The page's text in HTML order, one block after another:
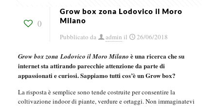
0
Grow box zona Lodovico il Moro
Milano
Pubblicato da
admin il 26/06/2018
Grow box zona Lodovico il Moro Milano è una ricerca che su
internet sta attirando parecchie attenzione da parte di
appassionati e curiosi. Sappiamo tutti cos’è un Grow box?
La risposta è semplice sono tende costruite per consentire la
coltivazione indoor di piante, verdure e ortaggi. Non immaginatevi